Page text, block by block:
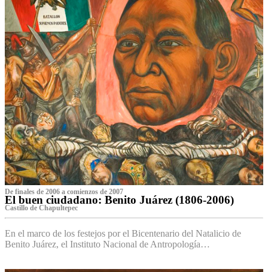
De finales de 2006 a comienzos de 2007
El buen ciudadano: Benito Juárez (1806-2006)
Castillo de Chapultepec
En el marco de los festejos por el Bicentenario del Natalicio de
Benito Juárez, el Instituto Nacional de Antropología…